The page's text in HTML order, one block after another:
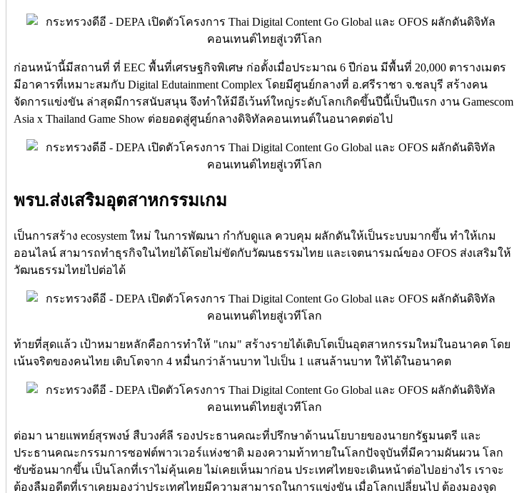
ก่อนหน้านี้มีสถานที่ ที่ EEC พื้นที่เศรษฐกิจพิเศษ ก่อตั้งเมื่อประมาณ 6 ปีก่อน มีพื้นที่ 20,000 ตารางเมตร
มีอาคารที่เหมาะสมกับ Digital Edutainment Complex โดยมีศูนย์กลางที่ อ.ศรีราชา จ.ชลบุรี สร้างคน
จัดการแข่งขัน ล่าสุดมีการสนับสนุน จึงทำให้มีอีเว้นท์ใหญ่ระดับโลกเกิดขึ้นปีนี้เป็นปีแรก งาน Gamescom
Asia x Thailand Game Show ต่อยอดสู่ศูนย์กลางดิจิทัลคอนเทนต์ในอนาคตต่อไป
พรบ.ส่งเสริมอุตสาหกรรมเกม
เป็นการสร้าง ecosystem ใหม่ ในการพัฒนา กำกับดูแล ควบคุม ผลักดันให้เป็นระบบมากขึ้น ทำให้เกม
ออนไลน์ สามารถทำธุรกิจในไทยได้โดยไม่ขัดกับวัฒนธรรมไทย และเจตนารมณ์ของ OFOS ส่งเสริมให้
วัฒนธรรมไทยไปต่อได้
ท้ายที่สุดแล้ว เป้าหมายหลักคือการทำให้ "เกม" สร้างรายได้เติบโตเป็นอุตสาหกรรมใหม่ในอนาคต โดย
เน้นจริตของคนไทย เติบโตจาก 4 หมื่นกว่าล้านบาท ไปเป็น 1 แสนล้านบาท ให้ได้ในอนาคต
ต่อมา นายแพทย์สุรพงษ์ สืบวงศ์ลี รองประธานคณะที่ปรึกษาด้านนโยบายของนายกรัฐมนตรี และ
ประธานคณะกรรมการซอฟต์พาวเวอร์แห่งชาติ มองความท้าทายในโลกปัจจุบันที่มีความผันผวน โลก
ซับซ้อนมากขึ้น เป็นโลกที่เราไม่คุ้นเคย ไม่เคยเห็นมาก่อน ประเทศไทยจะเดินหน้าต่อไปอย่างไร เราจะ
ต้องลืมอดีตที่เราเคยมองว่าประเทศไทยมีความสามารถในการแข่งขัน เมื่อโลกเปลี่ยนไป ต้องมองจุด